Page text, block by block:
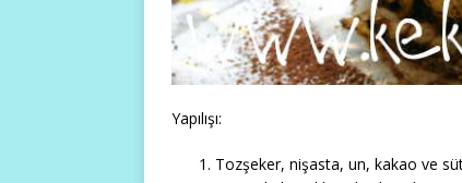
Yapılışı:
Tozşeker, nişasta, un, kakao ve